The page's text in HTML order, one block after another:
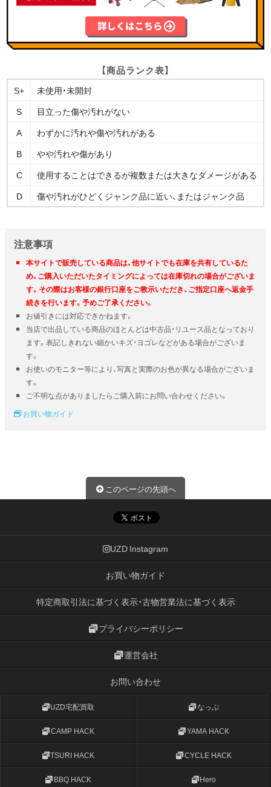
【商品ランク表】
S+
未使用・未開封
S
目立った傷や汚れがない
A
わずかに汚れや傷や汚れがある
B
やや汚れや傷があり
C
使用することはできるが複数または大きなダメージがある
D
傷や汚れがひどくジャンク品に近い、またはジャンク品
注意事項
本サイトで販売している商品は、他サイトでも在庫を共有しているた
め、ご購入いただいたタイミングによっては在庫切れの場合がございま
す。その際はお客様の銀行口座をご教示いただき、ご指定口座へ返金手
続きを行います。予めご了承ください。
お値引きには対応できかねます。
当店で出品している商品のほとんどは中古品・リユース品となっており
ます。表記しきれない細かいキズ・ヨゴレなどがある場合がございま
す。
お使いのモニター等により、写真と実際のお色が異なる場合がございま
す。
ご不明な点がありましたらご購入前にお問い合わせください。
お買い物ガイド
このページの先頭へ
UZD Instagram
お買い物ガイド
特定商取引法に基づく表示・古物営業法に基づく表示
プライバシーポリシー
運営会社
お問い合わせ
UZD宅配買取 なっぷ
CAMP HACK YAMA HACK
TSURI HACK CYCLE HACK
BBQ HACK Hero